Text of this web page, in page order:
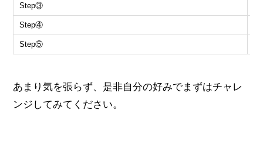
Step③
Step④
Step⑤
あまり気を張らず、是非自分の好みでまずはチャレ
ンジしてみてください。